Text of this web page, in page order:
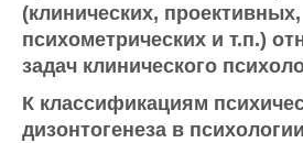
(клинических, проективных,
психометрических и т.п.)
задач клинического
К классификациям
дизонтогенеза в